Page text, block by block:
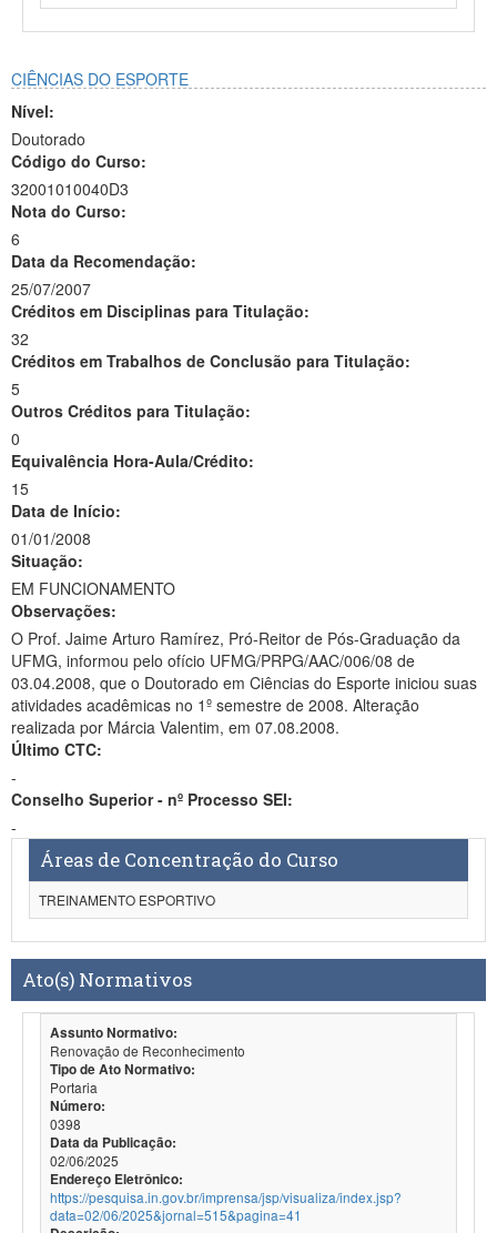
CIÊNCIAS DO ESPORTE
Nível:
Doutorado
Código do Curso:
32001010040D3
Nota do Curso:
6
Data da Recomendação:
25/07/2007
Créditos em Disciplinas para Titulação:
32
Créditos em Trabalhos de Conclusão para Titulação:
5
Outros Créditos para Titulação:
0
Equivalência Hora-Aula/Crédito:
15
Data de Início:
01/01/2008
Situação:
EM FUNCIONAMENTO
Observações:
O Prof. Jaime Arturo Ramírez, Pró-Reitor de Pós-Graduação da
UFMG, informou pelo ofício UFMG/PRPG/AAC/006/08 de
03.04.2008, que o Doutorado em Ciências do Esporte iniciou suas
atividades acadêmicas no 1º semestre de 2008. Alteração
realizada por Márcia Valentim, em 07.08.2008.
Último CTC:
-
Conselho Superior - nº Processo SEI:
-
Áreas de Concentração do Curso
TREINAMENTO ESPORTIVO
Ato(s) Normativos
Assunto Normativo:
Renovação de Reconhecimento
Tipo de Ato Normativo:
Portaria
Número:
0398
Data da Publicação:
02/06/2025
Endereço Eletrônico:
https://pesquisa.in.gov.br/imprensa/jsp/visualiza/index.jsp?
data=02/06/2025&jornal=515&pagina=41